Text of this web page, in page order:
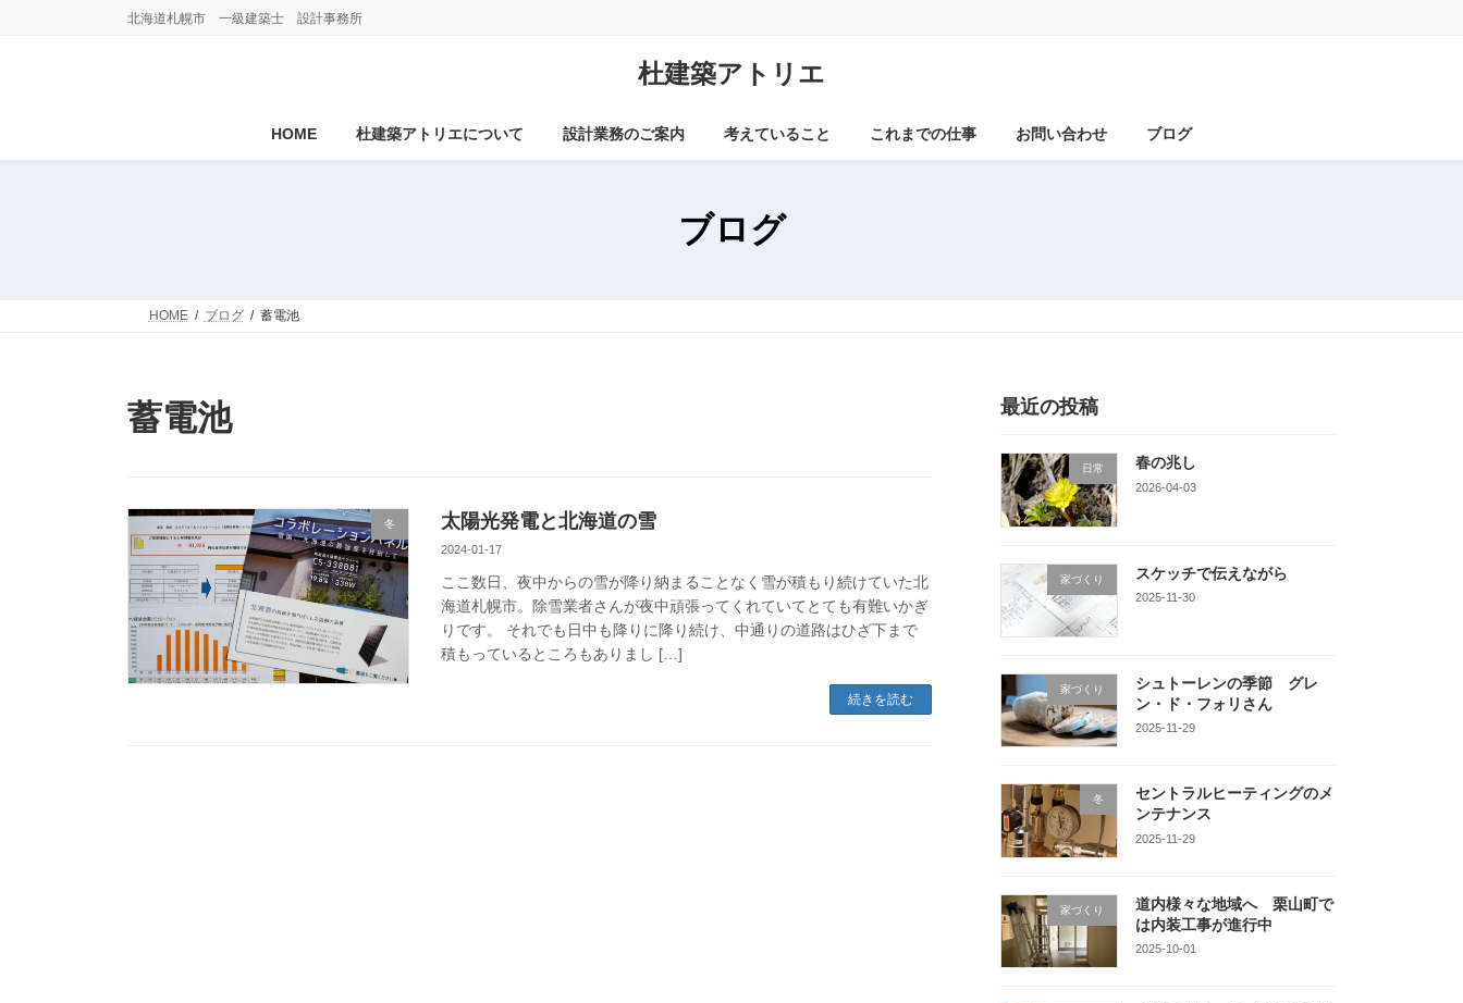
北海道札幌市 一級建築士 設計事務所
杜建築アトリエ
HOME 杜建築アトリエについて 設計業務のご案内 考えていること これまでの仕事 お問い合わせ ブログ
ブログ
HOME ブログ 蓄電池
蓄電池
冬 太陽光発電と北海道の雪
2024-01-17
ここ数日、夜中からの雪が降り納まることなく雪が積もり続けていた北
海道札幌市。除雪業者さんが夜中頑張ってくれていてとても有難いかぎ
りです。 それでも日中も降りに降り続け、中通りの道路はひざ下まで
積もっているところもありまし […]
続きを読む
最近の投稿
日常 春の兆し
2026-04-03
家づくり スケッチで伝えながら
2025-11-30
家づくり
シュトーレンの季節 グレ
ン・ド・フォリさん
2025-11-29
冬
セントラルヒーティングのメ
ンテナンス
2025-11-29
家づくり
道内様々な地域へ 栗山町で
は内装工事が進行中
2025-10-01